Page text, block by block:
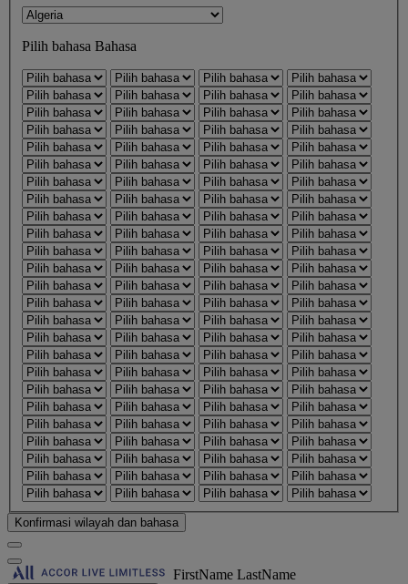
Pilih bahasa Bahasa
Konfirmasi wilayah dan bahasa
FirstName LastName